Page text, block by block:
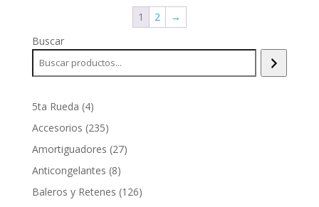
1 2
→
Buscar
5ta Rueda 44
productos
Accesorios 235235
productos
Amortiguadores 2727
Anticongelantes 88
productos
Baleros y Retenes 126126